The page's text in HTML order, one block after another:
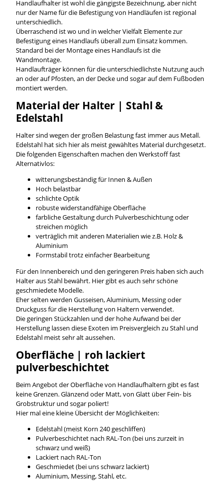
Handlaufhalter ist wohl die gängigste Bezeichnung, aber nicht
nur der Name für die Befestigung von Handläufen ist regional
unterschiedlich.
Überraschend ist wo und in welcher Vielfalt Elemente zur
Befestigung eines Handlaufs überall zum Einsatz kommen.
Standard bei der Montage eines Handlaufs ist die
Wandmontage.
Handlaufträger können für die unterschiedlichste Nutzung auch
an oder auf Pfosten, an der Decke und sogar auf dem Fußboden
montiert werden.
Material der Halter | Stahl &
Edelstahl
Halter sind wegen der großen Belastung fast immer aus Metall.
Edelstahl hat sich hier als meist gewähltes Material durchgesetzt.
Die folgenden Eigenschaften machen den Werkstoff fast
Alternativlos:
witterungsbeständig für Innen & Außen
Hoch belastbar
schlichte Optik
robuste widerstandfähige Oberfläche
farbliche Gestaltung durch Pulverbeschichtung oder
streichen möglich
verträglich mit anderen Materialien wie z.B. Holz &
Aluminium
Formstabil trotz einfacher Bearbeitung
Für den Innenbereich und den geringeren Preis haben sich auch
Halter aus Stahl bewährt. Hier gibt es auch sehr schöne
geschmiedete Modelle.
Eher selten werden Gusseisen, Aluminium, Messing oder
Druckguss für die Herstellung von Haltern verwendet.
Die geringen Stückzahlen und der hohe Aufwand bei der
Herstellung lassen diese Exoten im Preisvergleich zu Stahl und
Edelstahl meist sehr alt aussehen.
Oberfläche | roh lackiert
pulverbeschichtet
Beim Angebot der Oberfläche von Handlaufhaltern gibt es fast
keine Grenzen. Glänzend oder Matt, von Glatt über Fein- bis
Grobstruktur und sogar poliert!
Hier mal eine kleine Übersicht der Möglichkeiten:
Edelstahl (meist Korn 240 geschliffen)
Pulverbeschichtet nach RAL-Ton (bei uns zurzeit in
schwarz und weiß)
Lackiert nach RAL-Ton
Geschmiedet (bei uns schwarz lackiert)
Aluminium, Messing, Stahl, etc.